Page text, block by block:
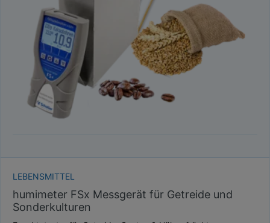
TAUPUNKT
SCHÜTTDICHTE
ATRO/M³
GEWICHT / MASSE
LEBENSMITTEL
humimeter FSx Messgerät für Getreide und
Sonderkulturen